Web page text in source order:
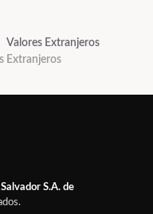
Valores Extranjeros
Extranjeros
S.A. de